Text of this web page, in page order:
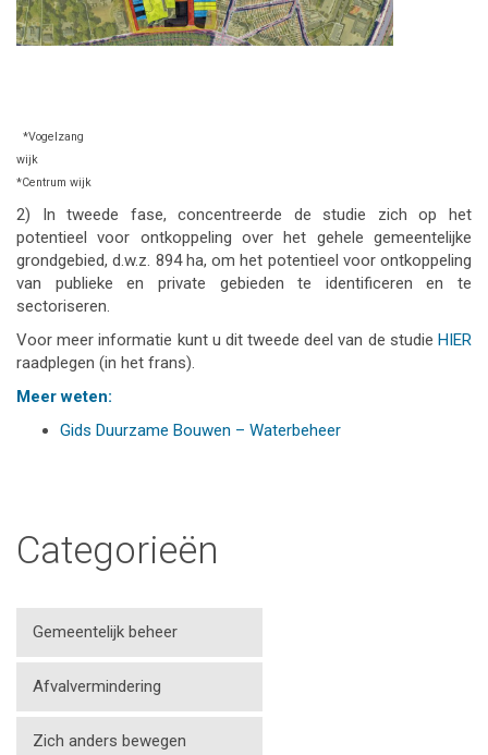
*Vogelzang
wijk
*Centrum wijk
2) In tweede fase, concentreerde de studie zich op het
potentieel voor ontkoppeling over het gehele gemeentelijke
grondgebied, d.w.z. 894 ha, om het potentieel voor ontkoppeling
van publieke en private gebieden te identificeren en te
sectoriseren.
Voor meer informatie kunt u dit tweede deel van de studie HIER
raadplegen (in het frans).
Meer weten:
Gids Duurzame Bouwen – Waterbeheer
Categorieën
Gemeentelijk beheer
Afvalvermindering
Zich anders bewegen